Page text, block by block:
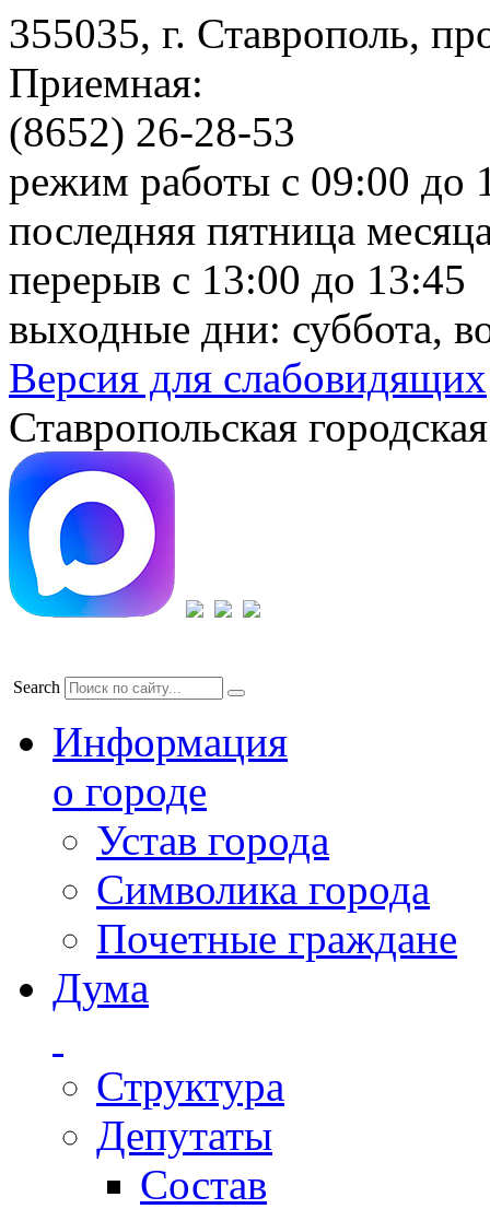
355035, г. Ставрополь,
Приемная:
(8652) 26-28-53
режим работы с 09:00 до
последняя пятница
перерыв с 13:00 до 13:45
выходные дни: суббота,
Версия для слабовидящих
Ставропольская
Search
Информация
о городе
Устав города
Символика города
Почетные граждане
Дума
Структура
Депутаты
Состав